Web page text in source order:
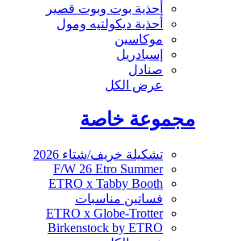
أحذية بوت وبوت قصير
أحذية ديكولتيه ومول
موكاسين
إسبادريل
صنادل
عرض الكل
مجموعة خاصة
تشكيلة خريف/شتاء 2026
F/W 26 Etro Summer
ETRO x Tabby Booth
فساتين مناسبات
ETRO x Globe-Trotter
Birkenstock by ETRO